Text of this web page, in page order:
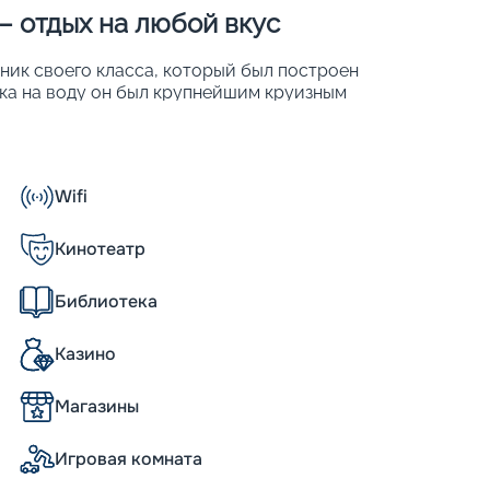
отдых на любой вкус
своего класса, который был построен
на воду он был крупнейшим круизным
его надежность и
и 2022 году проводились модернизации.
предлагаются 1 557 кают
столами и 274 автоматами, 4
где предлагается более 100
время и положил начало
с полноценными курортами. С
Wifi
Кинотеатр
Библиотека
Казино
Магазины
Игровая комната